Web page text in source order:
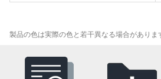
製品の色は実際の色と若干異なる場合がありま